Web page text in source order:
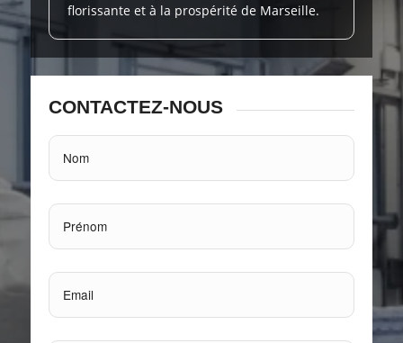
florissante et à la prospérité de Marseille.
CONTACTEZ-NOUS